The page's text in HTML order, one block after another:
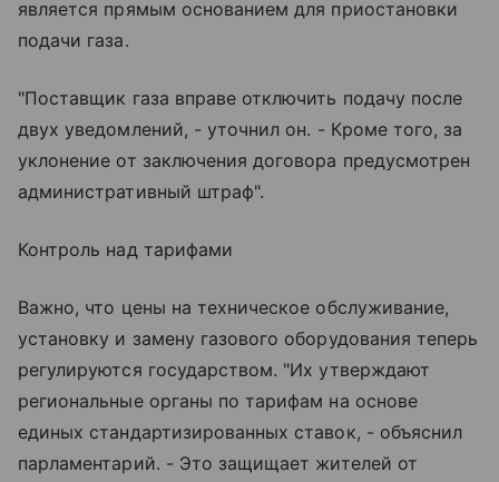
является прямым основанием для приостановки
подачи газа.
"Поставщик газа вправе отключить подачу после
двух уведомлений, - уточнил он. - Кроме того, за
уклонение от заключения договора предусмотрен
административный штраф".
Контроль над тарифами
Важно, что цены на техническое обслуживание,
установку и замену газового оборудования теперь
регулируются государством. "Их утверждают
региональные органы по тарифам на основе
единых стандартизированных ставок, - объяснил
парламентарий. - Это защищает жителей от